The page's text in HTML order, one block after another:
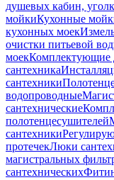
душевых кабин,
мойкиКухонные
кухонных моек
очистки питьевой
моекКомплектующие
сантехника
сантехники
водопроводные
сантехнические
полотенцесушителей
сантехники
протечекЛюки
магистральных
сантехнических